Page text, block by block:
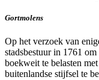
Gortmolens
Op het verzoek van
stadsbestuur in 1761 om
boekweit te belasten
buitenlandse stijfsel te